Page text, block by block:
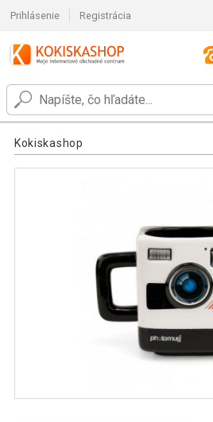
Prihlásenie Registrácia
Kokiskashop